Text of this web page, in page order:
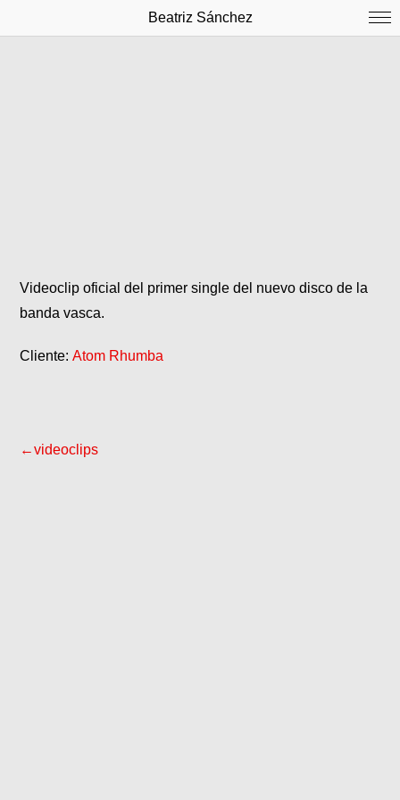
Beatriz Sánchez
Videoclip oficial del primer single del nuevo disco de la
banda vasca.
Cliente:Atom Rhumba
←videoclips